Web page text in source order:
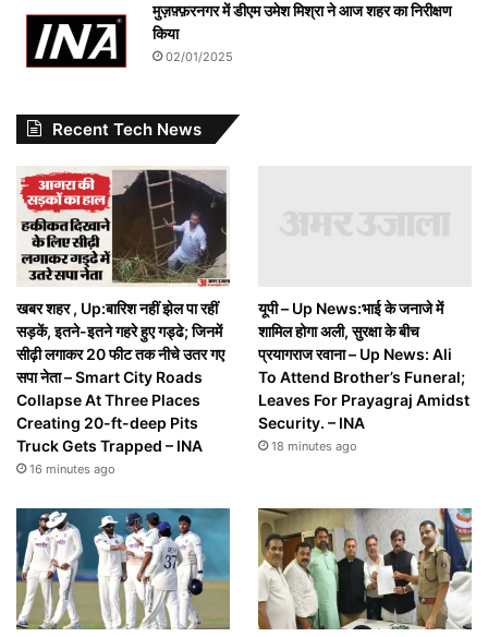
मुज़फ़्फ़रनगर में डीएम उमेश मिश्रा ने आज शहर का निरीक्षण
किया
02/01/2025
Recent Tech News
खबर शहर , Up:बारिश नहीं झेल पा रहीं
सड़कें, इतने-इतने गहरे हुए गड्ढे; जिनमें
सीढ़ी लगाकर 20 फीट तक नीचे उतर गए
सपा नेता – Smart City Roads
Collapse At Three Places
Creating 20-ft-deep Pits
Truck Gets Trapped – INA
16 minutes ago
यूपी – Up News:भाई के जनाजे में
शामिल होगा अली, सुरक्षा के बीच
प्रयागराज रवाना – Up News: Ali
To Attend Brother’s Funeral;
Leaves For Prayagraj Amidst
Security. – INA
18 minutes ago